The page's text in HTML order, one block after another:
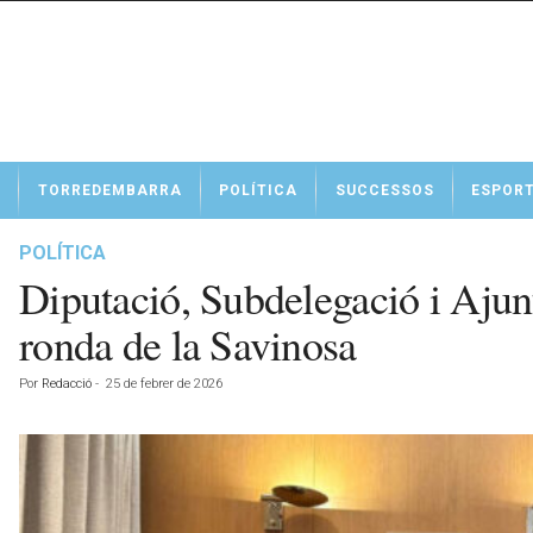
t
TORREDEMBARRA POLÍTICA SUCCESSOS
POLÍTICA
Diputació, Subdelegació i
ronda de la Savinosa
Por Redacció - 25 de febrer de 2026